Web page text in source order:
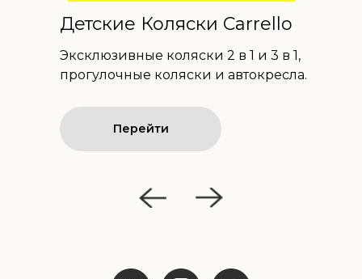
Детские Коляски Carrello
Эксклюзивные коляски 2 в 1 и 3 в 1,
прогулочные коляски и автокресла.
Перейти